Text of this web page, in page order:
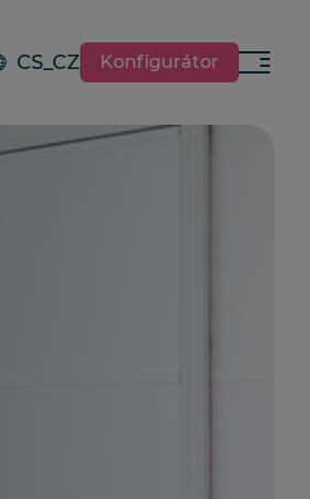
CS_CZ Konfigurátor
Menu